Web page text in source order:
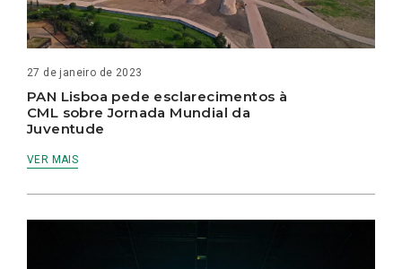
27 de janeiro de 2023
PAN Lisboa pede esclarecimentos à
CML sobre Jornada Mundial da
Juventude
VER MAIS